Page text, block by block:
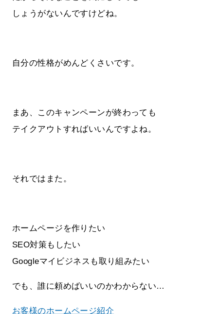
しょうがないんですけどね。
自分の性格がめんどくさいです。
まあ、このキャンペーンが終わっても
テイクアウトすればいいんですよね。
それではまた。
ホームページを作りたい
SEO対策もしたい
Googleマイビジネスも取り組みたい
でも、誰に頼めばいいのかわからない…
お客様のホームページ紹介